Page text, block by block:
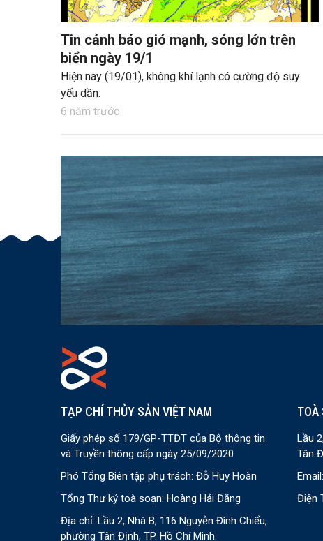
Tin cảnh báo gió mạnh, sóng lớn trên
biển ngày 19/1
Hiện nay (19/01), không khí lạnh có cường độ suy
yếu dần.
6 năm trước
TẠP CHÍ THỦY SẢN VIỆT NAM
Giấy phép số 179/GP-TTĐT của Bộ thông tin
và Truyền thông cấp ngày 25/09/2020
Phó Tổng Biên tập phụ trách: Đỗ Huy Hoàn
Tổng Thư ký toà soạn: Hoàng Hải Đăng
Địa chỉ: Lầu 2, Nhà B, 116 Nguyễn Đình Chiểu,
phường Tân Định, TP. Hồ Chí Minh.
TOÀ
Lầu
Tân
Email:
Điện